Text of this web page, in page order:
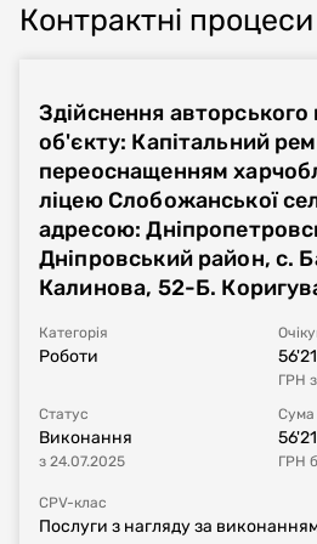
Контрактні процеси
Здійснення авторського
об'єкту: Капітальний
переоснащенням
ліцею Слобожанської
адресою:
Дніпровський район, с.
Калинова, 52-Б.
Категорія
Роботи
ГРН
Статус
Виконання
з 24.07.2025
Сума
ГРН
CPV-клас
Послуги з нагляду за